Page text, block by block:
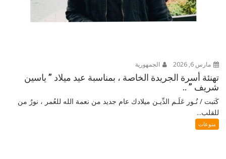
مارس 6, 2026 الجمهورية
تهنئة أسرة الجريدة الخاصة ، بمناسبة عيد ميلاد ” ياسين
شريف ” ..
كَتبت / نُـور عَلَـم الدِّيـن ميلادك عام جديد من نعمة الله للعُمر ، نورٌ من
للقلب...
منوعات